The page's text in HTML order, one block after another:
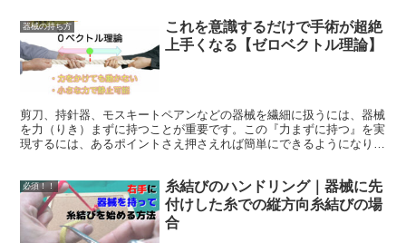
器械の持ち方
これを意識するだけで手術が超絶
上手くなる【ゼロベクトル理論】
剪刀、持針器、モスキートペアンなどの器械を繊細に扱うには、器械
を力（りき）まずに持つことが重要です。この『力まずに持つ』を実
現するには、あるポイントさえ押さえれば簡単にできるようになりま
必須！！
糸結びのハンドリング｜器械に先
付けした糸での縦方向糸結びの場
合